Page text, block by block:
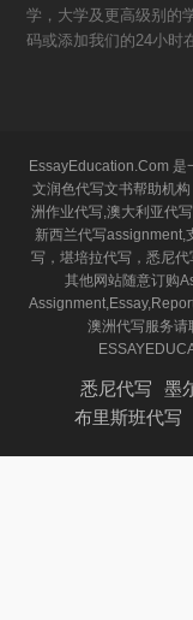
学，大学及更高级别的
码或添加我们的24小时
EssayEducation.Com
文润色代写文书帮助机
洲作业代写,澳大利亚代
新西兰代写assignment,
写，堪培拉代写，悉尼
其他网站随意订购
澳洲代写服务
悉尼代写 墨
布里斯班代写